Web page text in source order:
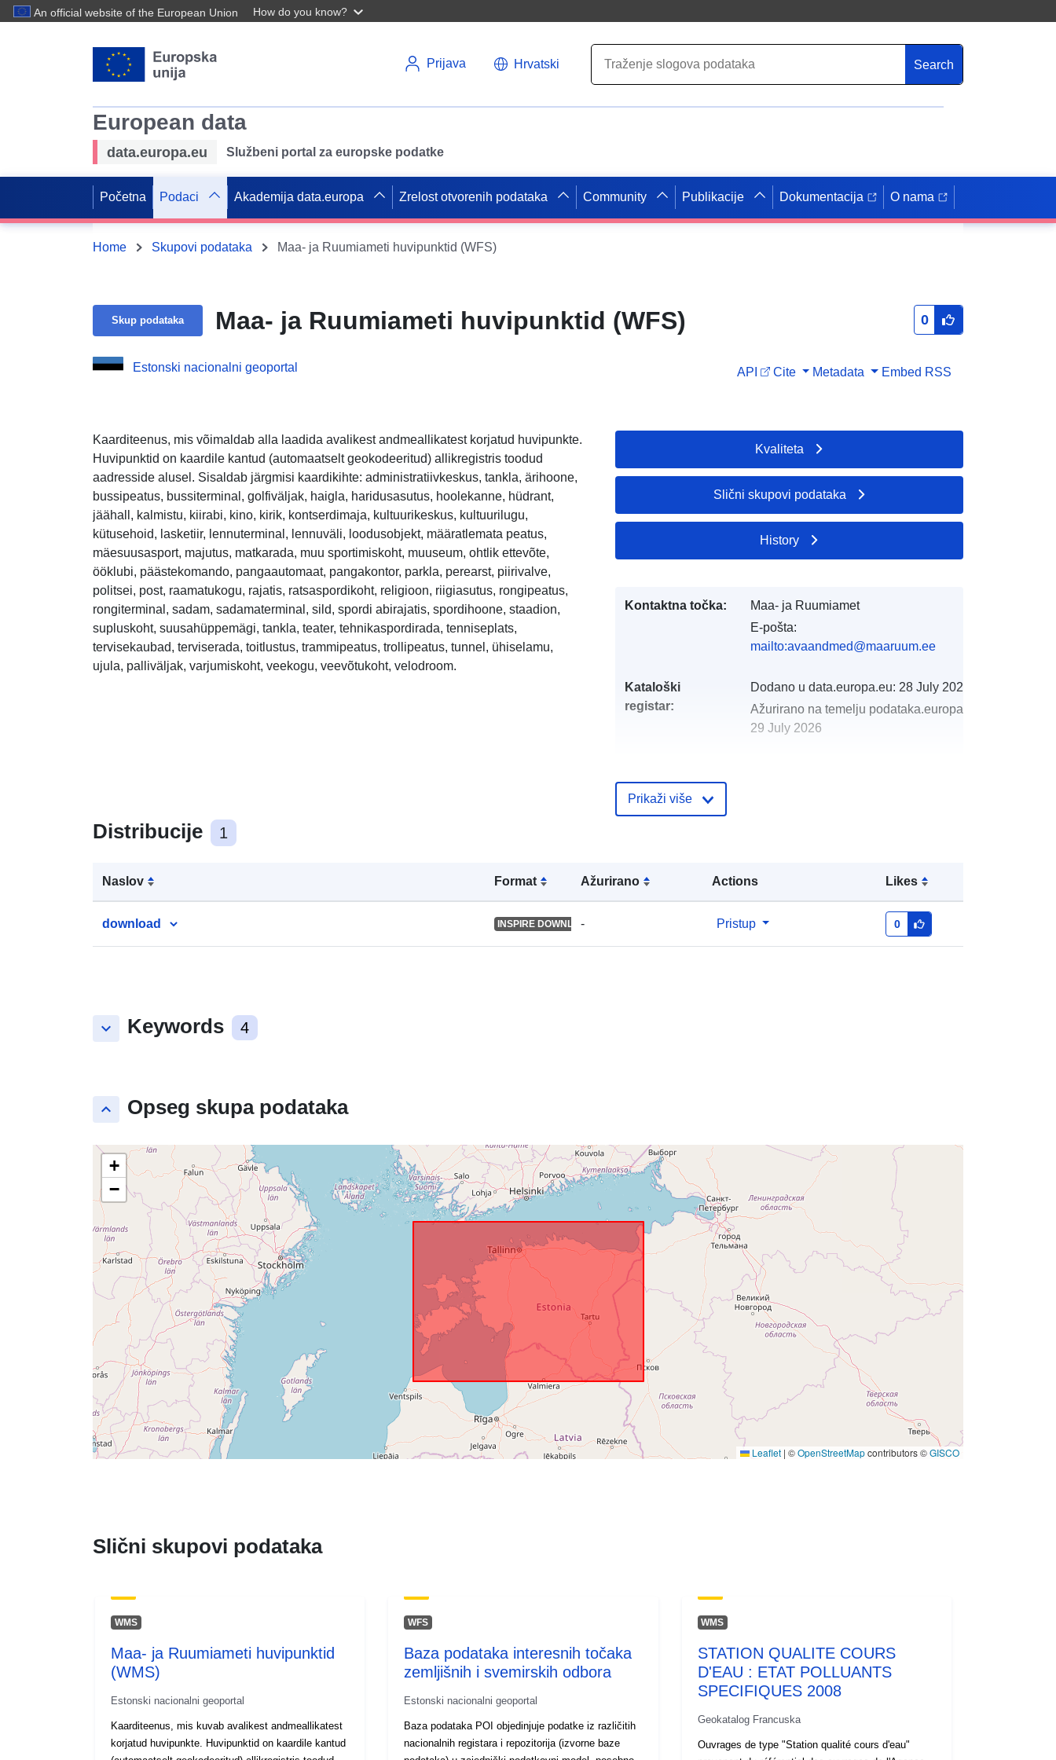
An official website of the European Union How do you know?
Prijava Hrvatski Search
European data
data.europa.eu Službeni portal za europske podatke
Početna Podaci Akademija data.europa Zrelost otvorenih podataka Community Publikacije Dokumentacija O nama
Home Skupovi podataka Maa- ja Ruumiameti huvipunktid (WFS)
Skup podataka Maa- ja Ruumiameti huvipunktid (WFS) 0
Estonski nacionalni geoportal API Cite Metadata Embed RSS
Kaarditeenus, mis võimaldab alla laadida avalikest andmeallikatest korjatud huvipunkte.
Huvipunktid on kaardile kantud (automaatselt geokodeeritud) allikregistris toodud
aadresside alusel. Sisaldab järgmisi kaardikihte: administratiivkeskus, tankla, ärihoone,
bussipeatus, bussiterminal, golfiväljak, haigla, haridusasutus, hoolekanne, hüdrant,
jäähall, kalmistu, kiirabi, kino, kirik, kontserdimaja, kultuurikeskus, kultuurilugu,
kütusehoid, lasketiir, lennuterminal, lennuväli, loodusobjekt, määratlemata peatus,
mäesuusasport, majutus, matkarada, muu sportimiskoht, muuseum, ohtlik ettevõte,
ööklubi, päästekomando, pangaautomaat, pangakontor, parkla, perearst, piirivalve,
politsei, post, raamatukogu, rajatis, ratsaspordikoht, religioon, riigiasutus, rongipeatus,
rongiterminal, sadam, sadamaterminal, sild, spordi abirajatis, spordihoone, staadion,
supluskoht, suusahüppemägi, tankla, teater, tehnikaspordirada, tenniseplats,
tervisekaubad, terviserada, toitlustus, trammipeatus, trollipeatus, tunnel, ühiselamu,
ujula, palliväljak, varjumiskoht, veekogu, veevõtukoht, velodroom.
Distribucije 1
Naslov Formаt Ažurirano Actions Likes
download INSPIRE DOWNLOAD SERVICE
- Pristup 0
keyboard_arrow_down Keywords 4
keyboard_arrow_up Opseg skupa podataka
+
−
Leaflet | ©OpenStreetMapcontributors ©GISCO
Kvaliteta
Slični skupovi podataka
History
Kontaktna točka:
Maa- ja Ruumiamet
E-pošta:
mailto:avaandmed@maaruum.ee
Kataloški
registar:
Dodano u data.europa.eu: 28 July 2026
Ažurirano na temelju podataka.europa.eu:
29 July 2026
32afc3-9ade-4c46-a6e5-
Periodičnost
monthly
Prikaži više
Slični skupovi podataka
WMS
Maa- ja Ruumiameti huvipunktid
(WMS)
Estonski nacionalni geoportal
Kaarditeenus, mis kuvab avalikest andmeallikatest
korjatud huvipunkte. Huvipunktid on kaardile kantud
WFS
Baza podataka interesnih točaka
zemljišnih i svemirskih odbora
Estonski nacionalni geoportal
Baza podataka POI objedinjuje podatke iz različitih
nacionalnih registara i repozitorija (izvorne baze
WMS
STATION QUALITE COURS
D'EAU : ETAT POLLUANTS
SPECIFIQUES 2008
Geokatalog Francuska
Ouvrages de type "Station qualité cours d'eau"